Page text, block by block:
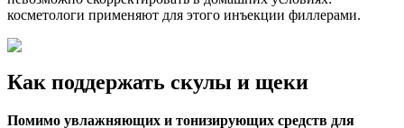
косметологи применяют для этого инъекции филлерами.
Как поддержать скулы и щеки
Помимо увлажняющих и тонизирующих средств для